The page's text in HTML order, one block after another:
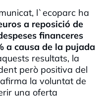
l`ecoparc ha
a reposició de
financeres
a causa de la pujada
resultats, la
però positiva del
la voluntat de
una oferta